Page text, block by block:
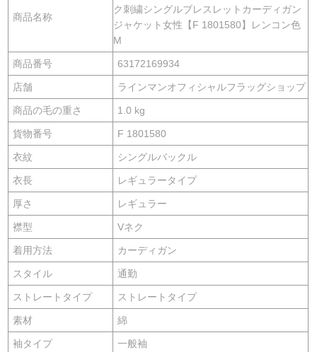
商品名称
ク刺繍シングルブレスレットカーディガン
ジャケット女性【F 1801580】レンコン色
M
商品番号 63172169934
店舗 ラインマンオフィシャルフラッグショップ
商品の毛の重さ 1.0 kg
貨物番号 F 1801580
衣紋 シングルバックル
衣長 レギュラータイプ
厚さ レギュラー
襟型 Vネク
着用方法 カーディガン
スタイル 通勤
ストレートタイプ ストレートタイプ
素材 綿
袖タイプ 一般袖